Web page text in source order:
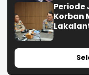
Periode
Korban